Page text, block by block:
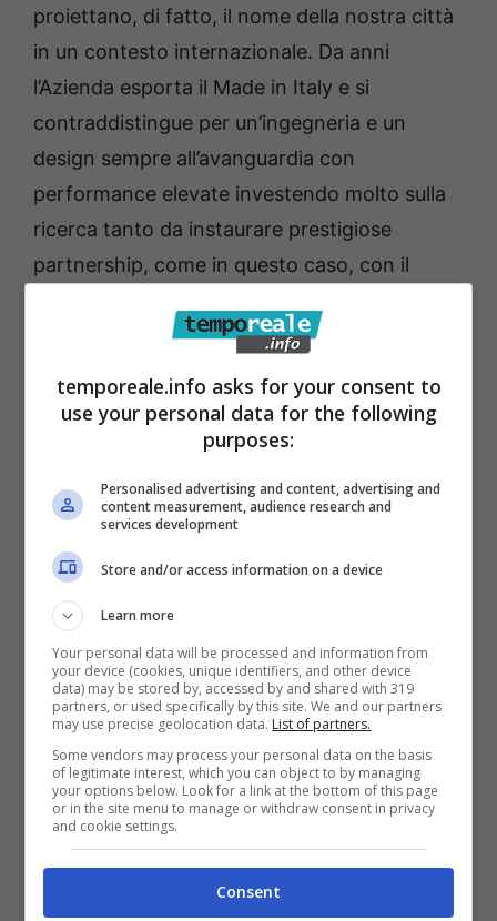
proiettano, di fatto, il nome della nostra città
in un contesto internazionale. Da anni
l’Azienda esporta il Made in Italy e si
contraddistingue per un’ingegneria e un
design sempre all’avanguardia con
performance elevate investendo molto sulla
ricerca tanto da instaurare prestigiose
partnership, come in questo caso, con il
nella cittadella universitaria del Politecnico di
imbarcazioni realizzate grazie alla
professionalità del management e delle
maestranze”.
catamarano Super Classic CAT70 “The Island”
realizzato a Gaeta solcherà i mari di tutto il
mondo segnando un passaggio epocale
grazie alla sua propulsione a combustione
interna 100% alimentata ad idrogeno, una
risorsa che ha come unica emissione il vapore
e quindi nessun effetto inquinante. È una
svolta importantissima per la creazione di
energia pulita grazie ad una tecnologia
applicata che, in questa circostanza, si
temporeale.info asks for your consent to
use your personal data for the following
purposes:
Personalised advertising and content, advertising and
content measurement, audience research and
services development
Store and/or access information on a device
Learn more
Your personal data will be processed and information from
your device (cookies, unique identifiers, and other device
data) may be stored by, accessed by and shared with 319
partners, or used specifically by this site. We and our partners
may use precise geolocation data. List of partners.
Some vendors may process your personal data on the basis
of legitimate interest, which you can object to by managing
your options below. Look for a link at the bottom of this page
or in the site menu to manage or withdraw consent in privacy
and cookie settings.
Consent